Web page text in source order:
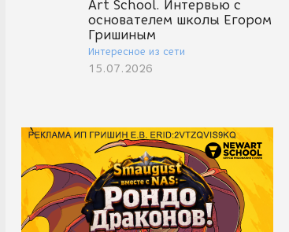
Art School. Интервью с
основателем школы Егором
Гришиным
Интересное из сети
15.07.2026